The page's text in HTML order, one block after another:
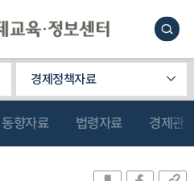
경제정책자료
동향자료 법령자료 경제관